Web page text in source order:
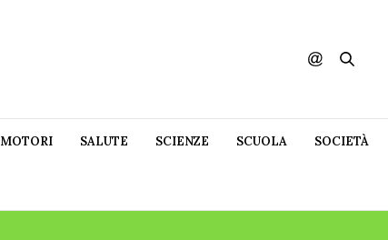
MOTORI SALUTE SCIENZE SCUOLA SOCIETÀ